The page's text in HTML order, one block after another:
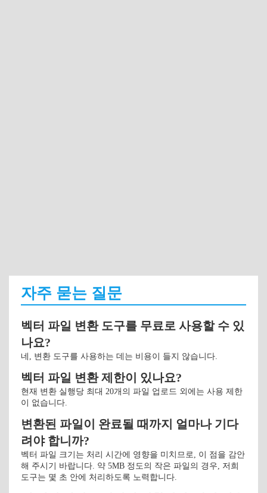
자주 묻는 질문
벡터 파일 변환 도구를 무료로 사용할 수 있
나요?
네, 변환 도구를 사용하는 데는 비용이 들지 않습니다.
벡터 파일 변환 제한이 있나요?
현재 변환 실행당 최대 20개의 파일 업로드 외에는 사용 제한
이 없습니다.
변환된 파일이 완료될 때까지 얼마나 기다
려야 합니까?
벡터 파일 크기는 처리 시간에 영향을 미치므로, 이 점을 감안
해 주시기 바랍니다. 약 5MB 정도의 작은 파일의 경우, 저희
도구는 몇 초 안에 처리하도록 노력합니다.